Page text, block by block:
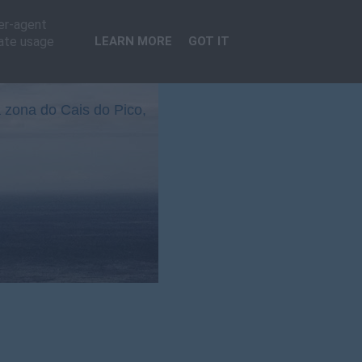
do Cais do Pico,
agent
usage
LEARN MORE GOT IT